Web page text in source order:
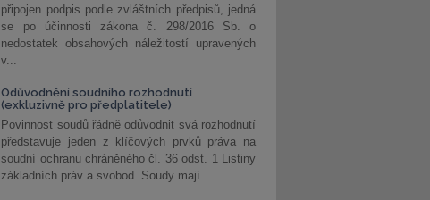
připojen podpis podle zvláštních předpisů, jedná
se po účinnosti zákona č. 298/2016 Sb. o
nedostatek obsahových náležitostí upravených
v...
Odůvodnění soudního rozhodnutí
(exkluzivně pro předplatitele)
Povinnost soudů řádně odůvodnit svá rozhodnutí
představuje jeden z klíčových prvků práva na
soudní ochranu chráněného čl. 36 odst. 1 Listiny
základních práv a svobod. Soudy mají...